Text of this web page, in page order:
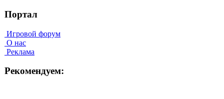
Портал
Игровой форум
О нас
Реклама
Рекомендуем: